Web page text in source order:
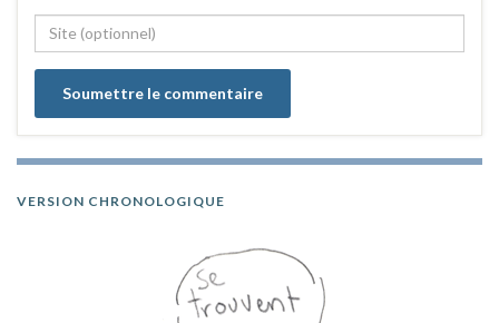
VERSION CHRONOLOGIQUE